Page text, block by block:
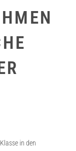
in den